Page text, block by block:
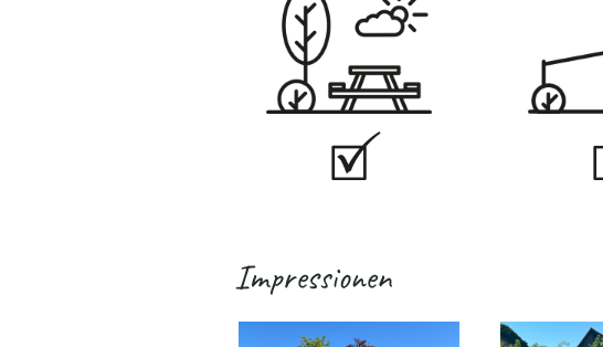
Impressionen.